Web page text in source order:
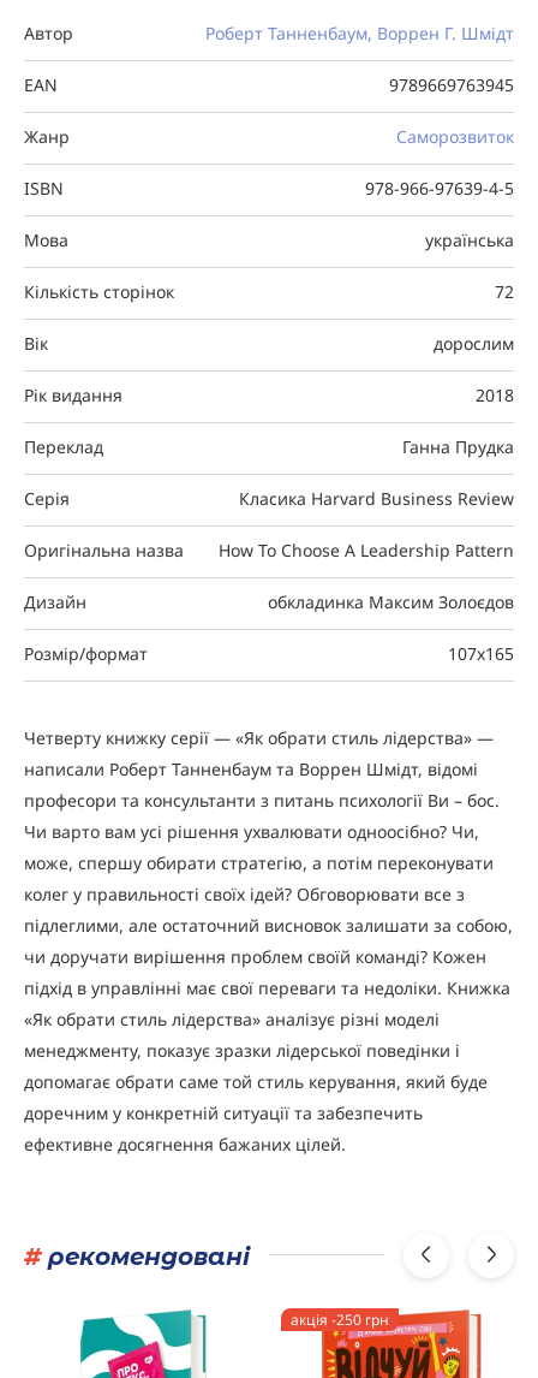
Автор Роберт Танненбаум, Воррен Г. Шмідт
EAN 9789669763945
Жанр Саморозвиток
ISBN 978-966-97639-4-5
Мова українська
Кількість сторінок 72
Вік дорослим
Рік видання 2018
Переклад Ганна Прудка
Серія Класика Harvard Business Review
Оригінальна назва How To Choose A Leadership Pattern
Дизайн обкладинка Максим Золоєдов
Розмір/формат 107x165
Четверту книжку серії — «Як обрати стиль лідерства» —
написали Роберт Танненбаум та Воррен Шмідт, відомі
професори та консультанти з питань психології Ви – бос.
Чи варто вам усі рішення ухвалювати одноосібно? Чи,
може, спершу обирати стратегію, а потім переконувати
колег у правильності своїх ідей? Обговорювати все з
підлеглими, але остаточний висновок залишати за собою,
чи доручати вирішення проблем своїй команді? Кожен
підхід в управлінні має свої переваги та недоліки. Книжка
«Як обрати стиль лідерства» аналізує різні моделі
менеджменту, показує зразки лідерської поведінки і
допомагає обрати саме той стиль керування, який буде
доречним у конкретній ситуації та забезпечить
ефективне досягнення бажаних цілей.
#рекомендовані
акція -250 грн